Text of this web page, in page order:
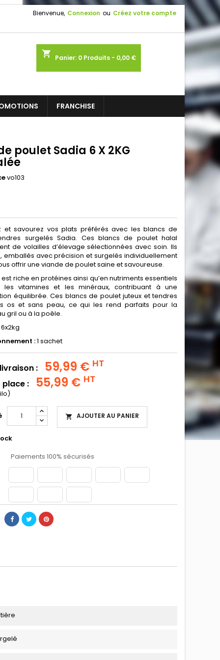
Bienvenue, Connexion ou Créez votre compte
shopping_cart Panier: 0 Produits - 0,00 €
FRANCHISE
poulet Sadia 6 X 2KG
vo103
et savourez vos plats préférés avec les blancs de
surgelés Sadia. Ces blancs de poulet halal
de volailles d’élevage sélectionnées avec soin. Ils
emballés avec précision et surgelés individuellement
offrir une viande de poulet saine et savoureuse.
est riche en protéines ainsi qu’en nutriments essentiels
les vitamines et les minéraux, contribuant à une
équilibrée. Ces blancs de poulet juteux et tendres
os et sans peau, ce qui les rend parfaits pour la
gril ou à la poêle.
6x2kg
:1 sachet
: 59,99 € HT
place : 55,99 € HT
 AJOUTER AU PANIER
Paiements 100% sécurisés